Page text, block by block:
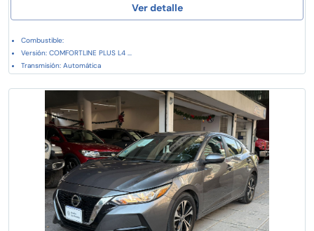
Ver detalle
Combustible:
Versión: COMFORTLINE PLUS L4 ...
Transmisión: Automática